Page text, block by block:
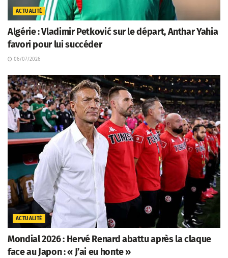
ACTUALITÉ
Algérie : Vladimir Petković sur le départ, Anthar Yahia
favori pour lui succéder
06/07/2026
ACTUALITÉ
Mondial 2026 : Hervé Renard abattu après la claque
face au Japon : « J’ai eu honte »